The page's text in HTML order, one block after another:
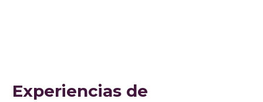
Experiencias de